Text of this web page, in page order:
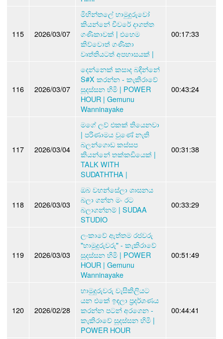
115 2026/03/07
මිහින්තලේ හාමුදුරුවෝ
කියන්නේ චීවරේ දාගත්ත
ගණිකාවක් | එහෙම
කිව්වොත් ගණිකා
වෘත්තියටත් අපහාසයක් |
00:17:33
116 2026/03/07
දෙන්නෙක් කසාද බඳින්නේ
S#X කරන්න - කැකිරාවේ
සුදස්සන හිමි | POWER
HOUR | Gemunu
Wanninayake
00:43:24
117 2026/03/04
මගේ ලව් එකක් තියෙනවා
| පරිණාමය වුණේ නැති
බලන්ගොඩ කස්සප
කියන්නේ තක්කඩියෙක් |
TALK WITH
SUDATHTHA |
00:31:38
118 2026/03/03
ඔබ වහන්සේලා ශාසනය
බලා ගන්න මං රට
බලාගන්නම් | SUDAA
STUDIO
00:33:29
119 2026/03/03
ලංකාවේ ඇත්තම රජවරු
"හාමුදුරුවරු" - කැකිරාවේ
සුදස්සන හිමි | POWER
HOUR | Gemunu
Wanninayake
00:51:49
120 2026/02/28
හාමුදුරුවරු වැසිකිලියට
යන එකේ ඉඳලා ප්‍රදර්ශණය
කරන්න පටන් අරගෙන -
කැකිරාවේ සුදස්සන හිමි |
POWER HOUR
00:44:41